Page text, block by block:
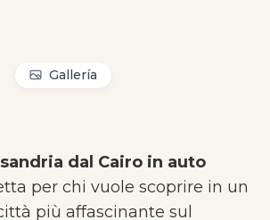
Gallería
dal Cairo in auto
per chi vuole scoprire in un
più affascinante sul